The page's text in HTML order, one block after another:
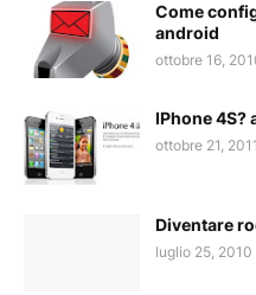
Come
android
ottobre 16,
IPhone 4S?
ottobre 21, 2011
Diventare
luglio 25, 2010